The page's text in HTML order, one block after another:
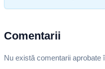
Comentarii
Nu există comentarii aprobate